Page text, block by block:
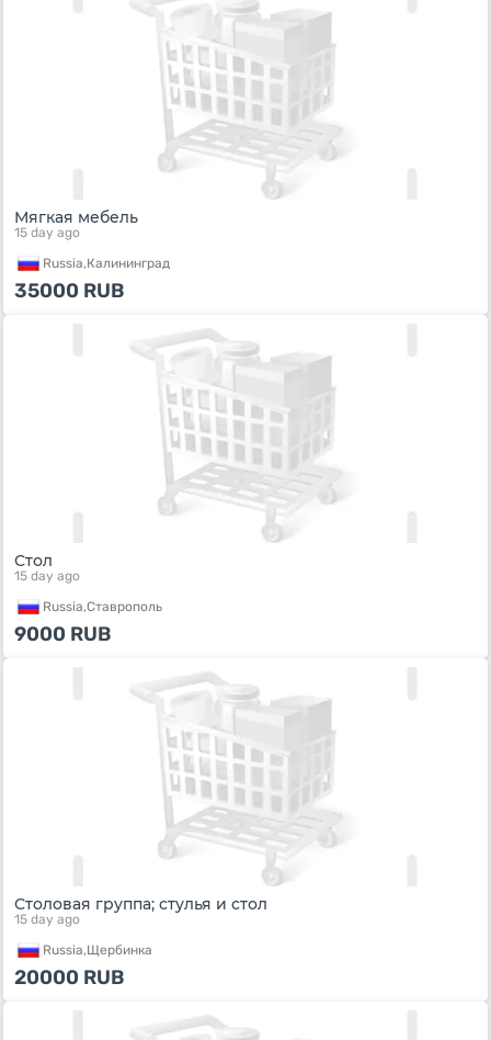
Мягкая мебель
15 day ago
Russia,Калининград
35000 RUB
Стол
15 day ago
Russia,Ставрополь
9000 RUB
Столовая группа; стулья и стол
15 day ago
Russia,Щербинка
20000 RUB